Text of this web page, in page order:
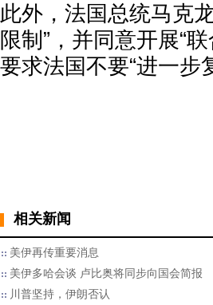
此外，法国总统马克
限制”，并同意开展“
要求法国不要“进一步
相关新闻
美伊再传重要消息
美伊多哈会谈 卢比奥将同步向国会简报
川普坚持，伊朗否认